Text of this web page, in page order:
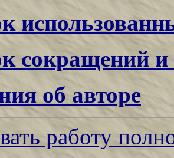
сокращений и
об авторе
работу